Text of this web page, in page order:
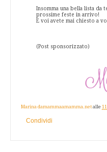
Insomma una bella lista da
prossime feste in arrivo!
E voi avete mai chiesto a
(Post sponsorizzato)
Marina damammaamamma.net alle
Condividi